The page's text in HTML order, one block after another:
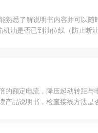
悉了解说明书内容并可以
油是否已到油位线（防止断
额定电流，降压起动转距
品说明书，检查接线方法